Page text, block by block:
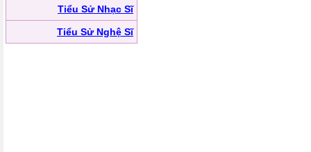
Tiểu Sử Nhạc Sĩ
Tiểu Sử Nghệ Sĩ